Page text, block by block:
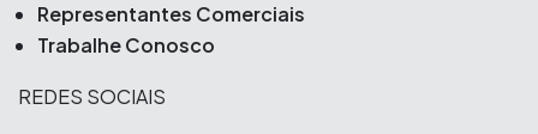
Representantes Comerciais
Trabalhe Conosco
REDES SOCIAIS